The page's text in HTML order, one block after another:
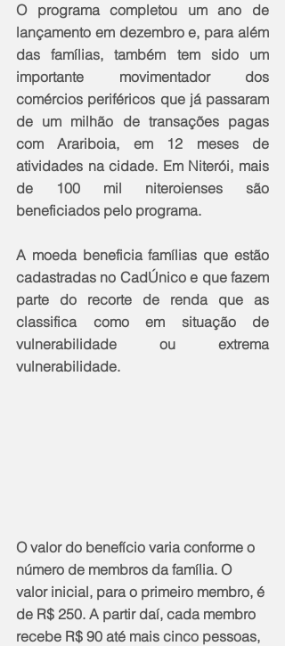
O programa completou um ano de
lançamento em dezembro e, para além
das famílias, também tem sido um
importante movimentador dos
comércios periféricos que já passaram
de um milhão de transações pagas
com Arariboia, em 12 meses de
atividades na cidade. Em Niterói, mais
de 100 mil niteroienses são
beneficiados pelo programa.
A moeda beneficia famílias que estão
cadastradas no CadÚnico e que fazem
parte do recorte de renda que as
classifica como em situação de
vulnerabilidade ou extrema
vulnerabilidade.
O valor do benefício varia conforme o
número de membros da família. O
valor inicial, para o primeiro membro, é
de R$ 250. A partir daí, cada membro
recebe R$ 90 até mais cinco pessoas,